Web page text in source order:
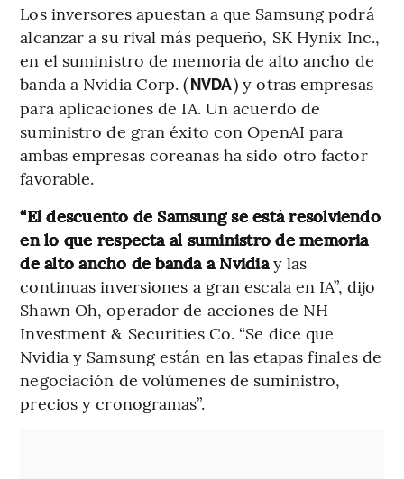
Los inversores apuestan a que Samsung podrá
alcanzar a su rival más pequeño, SK Hynix Inc.,
en el suministro de memoria de alto ancho de
banda a Nvidia Corp. (NVDA) y otras empresas
para aplicaciones de IA. Un acuerdo de
suministro de gran éxito con OpenAI para
ambas empresas coreanas ha sido otro factor
favorable.
“El descuento de Samsung se está resolviendo
en lo que respecta al suministro de memoria
de alto ancho de banda a Nvidiay las
continuas inversiones a gran escala en IA”, dijo
Shawn Oh, operador de acciones de NH
Investment & Securities Co. “Se dice que
Nvidia y Samsung están en las etapas finales de
negociación de volúmenes de suministro,
precios y cronogramas”.